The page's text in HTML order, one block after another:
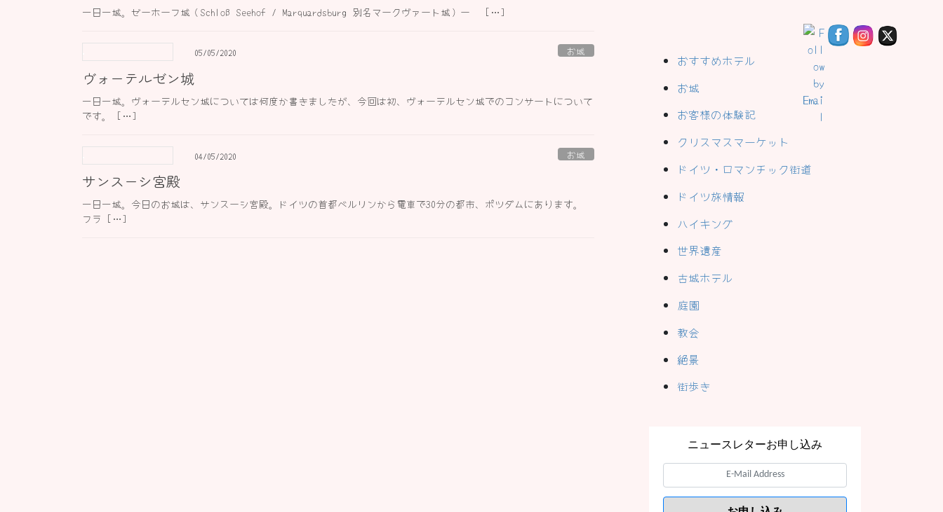
一日一城。ゼーホーフ城（Schloß Seehof / Marquardsburg 別名マークヴァート城）ー […]
05/05/2020 お城
ヴォーテルゼン城
一日一城。ヴォーテルセン城については何度か書きましたが、今回は初、ヴォーテルセン城でのコンサートについて
です。 […]
04/05/2020 お城
サンスーシ宮殿
一日一城。今日のお城は、サンスーシ宮殿。ドイツの首都ベルリンから電車で30分の都市、ポツダムにあります。
フラ […]
おすすめホテル
お城
お客様の体験記
クリスマスマーケット
ドイツ・ロマンチック街道
ドイツ旅情報
ハイキング
世界遺産
古城ホテル
庭園
教会
絶景
街歩き
ニュースレターお申し込み